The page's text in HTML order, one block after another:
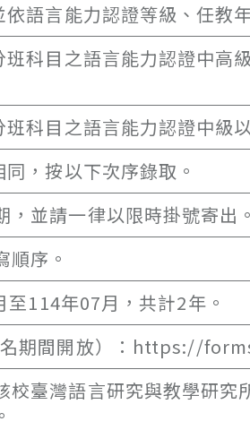
語言能力認證等級、任教
科目之語言能力認證中高
科目之語言能力認證中級
，按以下次序錄取。
，並請一律以限時掛號寄出。
順序。
114年07月，共計2年。
期間開放）：https://
校臺灣語言研究與教學研